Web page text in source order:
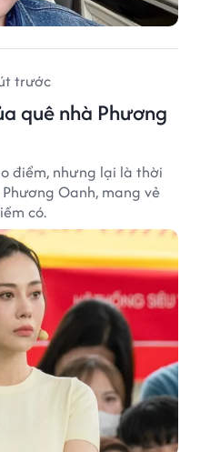
trước
quê nhà Phương
điểm, nhưng lại là thời
Oanh, mang vẻ
có.